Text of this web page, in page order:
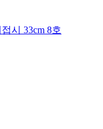
시 33cm 8호